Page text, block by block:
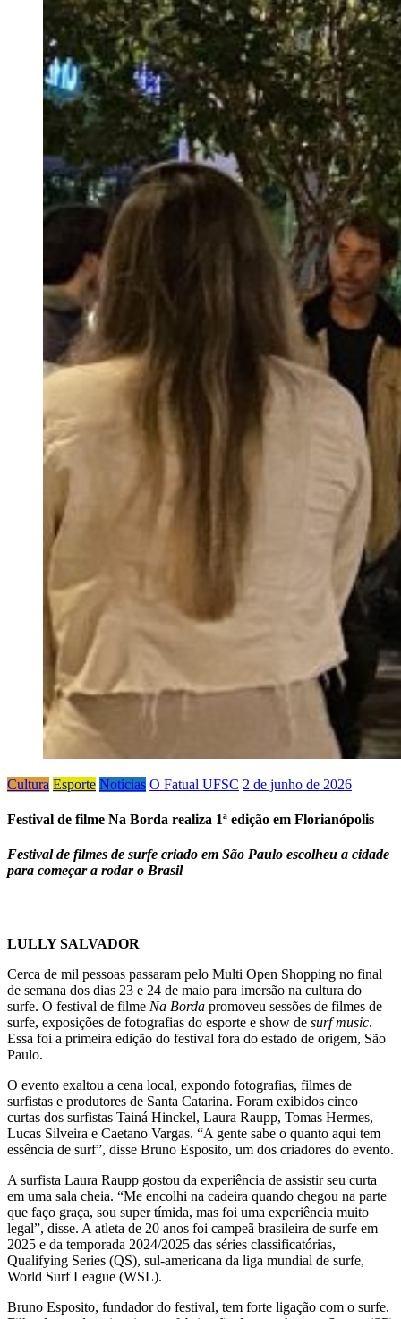
Cultura Esporte Notícias O Fatual UFSC 2 de junho de 2026
Festival de filme Na Borda realiza 1ª edição em Florianópolis
Festival de filmes de surfe criado em São Paulo escolheu a cidade
para começar a rodar o Brasil
LULLY SALVADOR
Cerca de mil pessoas passaram pelo Multi Open Shopping no final
de semana dos dias 23 e 24 de maio para imersão na cultura do
surfe. O festival de filme Na Borda promoveu sessões de filmes de
surfe, exposições de fotografias do esporte e show de surf music.
Essa foi a primeira edição do festival fora do estado de origem, São
Paulo.
O evento exaltou a cena local, expondo fotografias, filmes de
surfistas e produtores de Santa Catarina. Foram exibidos cinco
curtas dos surfistas Tainá Hinckel, Laura Raupp, Tomas Hermes,
Lucas Silveira e Caetano Vargas. “A gente sabe o quanto aqui tem
essência de surf”, disse Bruno Esposito, um dos criadores do evento.
A surfista Laura Raupp gostou da experiência de assistir seu curta
em uma sala cheia. “Me encolhi na cadeira quando chegou na parte
que faço graça, sou super tímida, mas foi uma experiência muito
legal”, disse. A atleta de 20 anos foi campeã brasileira de surfe em
2025 e da temporada 2024/2025 das séries classificatórias,
Qualifying Series (QS), sul-americana da liga mundial de surfe,
World Surf League (WSL).
Bruno Esposito, fundador do festival, tem forte ligação com o surfe.